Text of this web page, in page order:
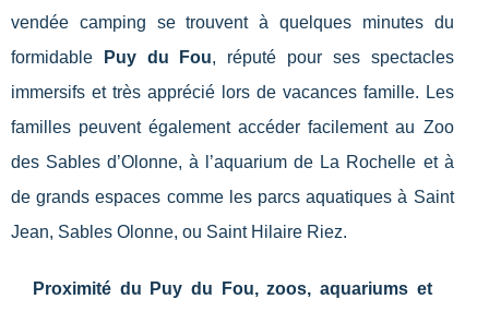
vendée camping se trouvent à quelques minutes du
formidable
Puy du Fou, réputé pour ses spectacles
immersifs et très apprécié lors de vacances famille. Les
familles peuvent également accéder facilement au Zoo
des Sables d’Olonne, à l’aquarium de La Rochelle et à
de grands espaces comme les parcs aquatiques à Saint
Jean, Sables Olonne, ou Saint Hilaire Riez.
Proximité du Puy du Fou, zoos, aquariums et